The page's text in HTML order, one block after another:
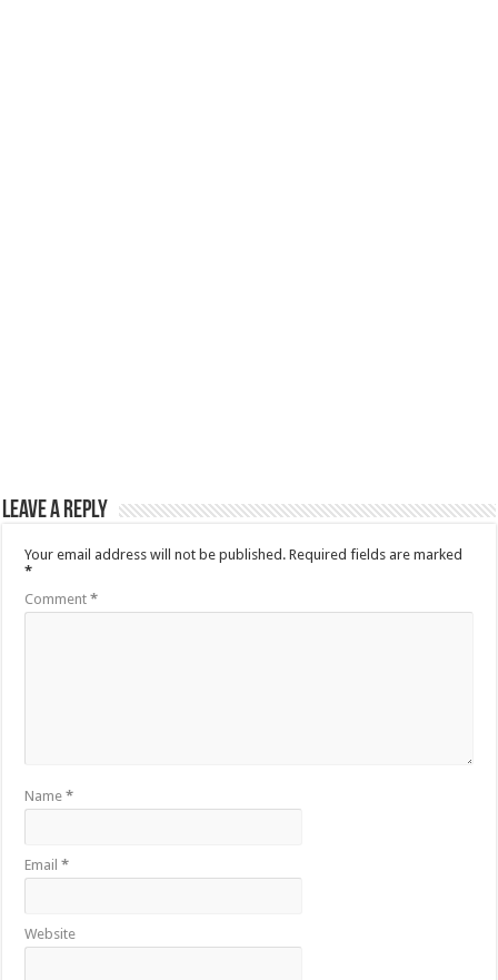
Leave a Reply
Your email address will not be published. Required fields are marked
*
Comment*
Name*
Email*
Website